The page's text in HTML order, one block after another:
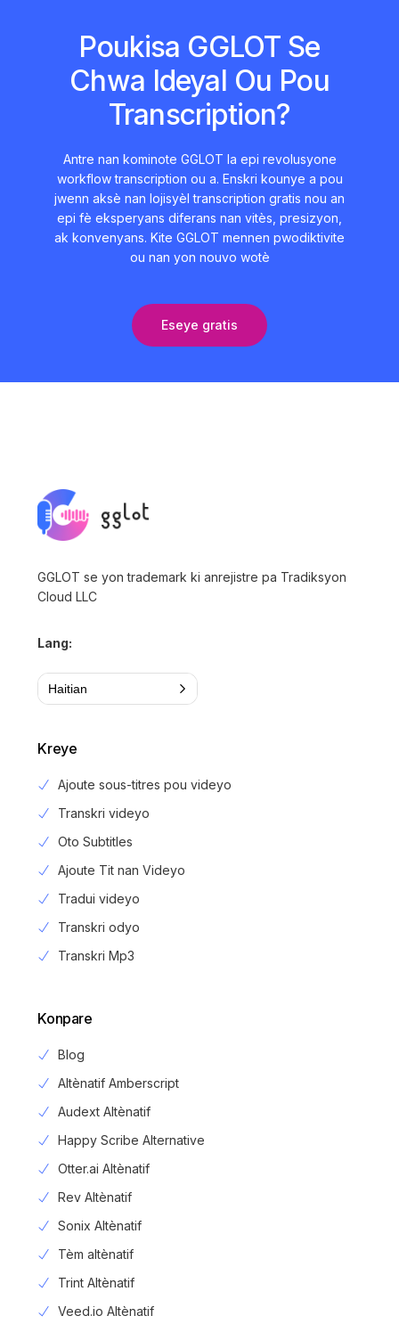
Poukisa GGLOT Se
Chwa Ideyal Ou Pou
Transcription?
Antre nan kominote GGLOT la epi revolusyone
workflow transcription ou a. Enskri kounye a pou
jwenn aksè nan lojisyèl transcription gratis nou an
epi fè eksperyans diferans nan vitès, presizyon,
ak konvenyans. Kite GGLOT mennen pwodiktivite
ou nan yon nouvo wotè
Eseye gratis
GGLOT se yon trademark ki anrejistre pa Tradiksyon
Cloud LLC
Lang:
Haitian
Kreye
Ajoute sous-titres pou videyo
Transkri videyo
Oto Subtitles
Ajoute Tit nan Videyo
Tradui videyo
Transkri odyo
Transkri Mp3
Konpare
Blog
Altènatif Amberscript
Audext Altènatif
Happy Scribe Alternative
Otter.ai Altènatif
Rev Altènatif
Sonix Altènatif
Tèm altènatif
Trint Altènatif
Veed.io Altènatif